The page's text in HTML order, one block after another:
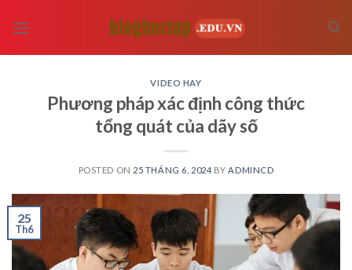
VIDEO HAY
Phương pháp xác định công thức
tổng quát của dãy số
POSTED ON 25 THÁNG 6, 2024 BY ADMINCD
25
Th6